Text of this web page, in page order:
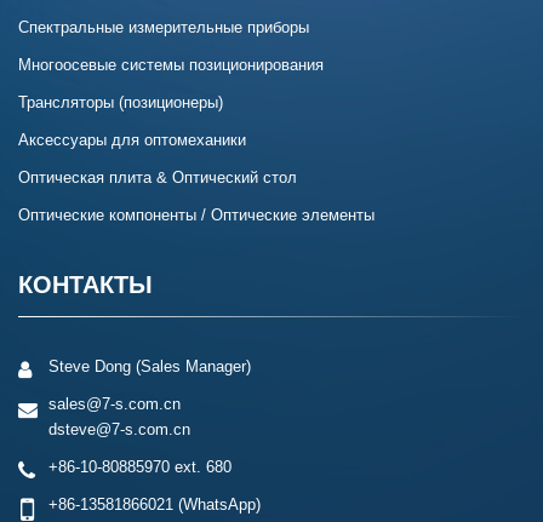
Спектральные измерительные приборы
Многоосевые системы позиционирования
Трансляторы (позиционеры)
Аксессуары для оптомеханики
Оптическая плита & Оптический стол
Оптические компоненты / Оптические элементы
КОНТАКТЫ
Steve Dong (Sales Manager)
sales@7-s.com.cn
dsteve@7-s.com.cn
+86-10-80885970 ext. 680
+86-13581866021 (WhatsApp)